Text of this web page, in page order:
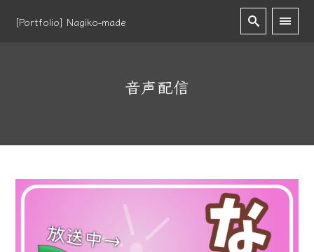
[Portfolio] Nagiko-made
音声配信